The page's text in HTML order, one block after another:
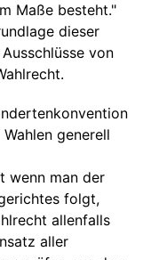
Maße besteht."
dieser
von
generell
wenn man der
folgt,
allenfalls
aller